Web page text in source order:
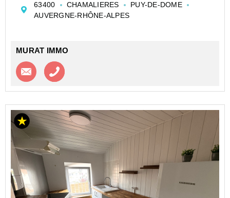
Situé au 1er étage avec ascenseur ,Il se compose d'un
hall d'entrée accue...
63400 CHAMALIERES
PUY-DE-DOME
AUVERGNE-RHÔNE-ALPES
MURAT IMMO
Contacter l'agence